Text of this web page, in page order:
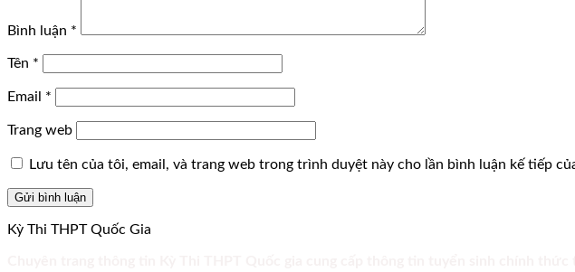
Bình luận *
Tên *
Email *
Trang web
Lưu tên của tôi, email, và trang web trong trình duyệt này cho lần bình luận kế tiếp
Kỳ Thi THPT Quốc Gia